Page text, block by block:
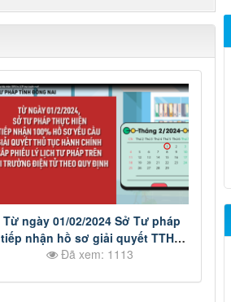
Từ ngày 01/02/2024 Sở Tư pháp
tiếp nhận hồ sơ giải quyết TTHC
cấp phiếu lý lịch tư pháp trên môi
Đã xem: 1113